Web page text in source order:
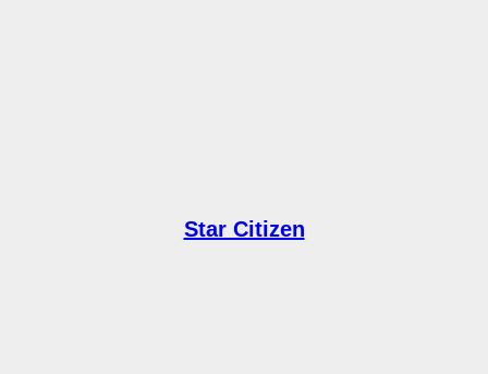
Star Citizen